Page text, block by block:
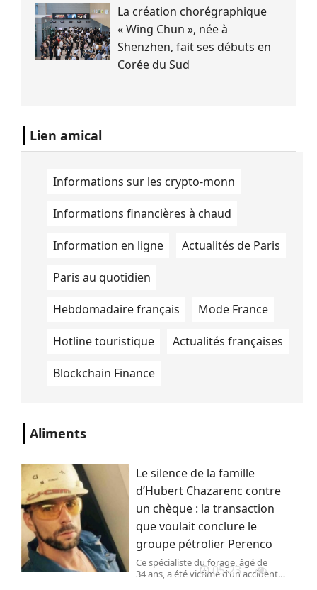
Robotics)
La création chorégraphique
« Wing Chun », née à
Shenzhen, fait ses débuts en
Corée du Sud
Lien amical
Informations sur les crypto-monn
Informations financières à chaud
Information en ligne Actualités de Paris
Paris au quotidien
Hebdomadaire français Mode France
Hotline touristique Actualités françaises
Blockchain Finance
Aliments
Le silence de la famille
d’Hubert Chazarenc contre
un chèque : la transaction
que voulait conclure le
groupe pétrolier Perenco
Ce spécialiste du forage, âgé de
34 ans, a été victime d’un accident
05-23